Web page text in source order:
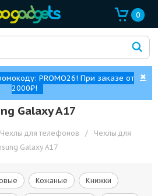
0
PROMO26! При заказе от
2000₽!
✖
Galaxy A17
Чехлы для телефонов /
Чехлы для
Galaxy A17
Кожаные Книжки